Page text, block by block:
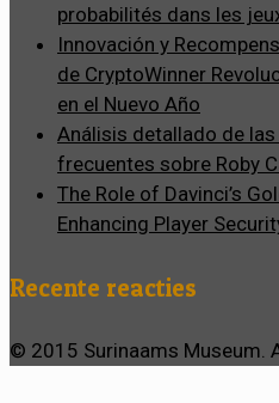
probabilités dans les
Innovación y
de CryptoWinner
en el Nuevo Año
Análisis detallado de
frecuentes sobre Roby
The Role of Davinci’s
Enhancing Player
Recente reacties
© 2015 Surinaams Museum.